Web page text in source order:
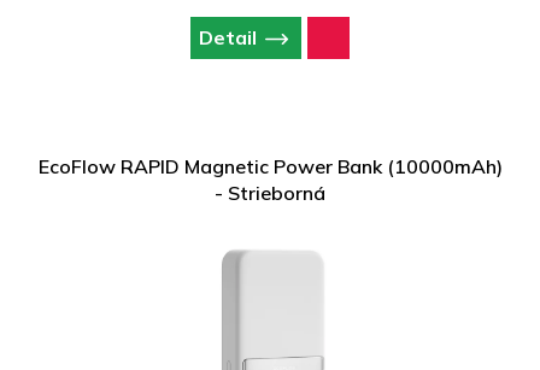
Detail
EcoFlow RAPID Magnetic Power Bank (10000mAh)
- Strieborná